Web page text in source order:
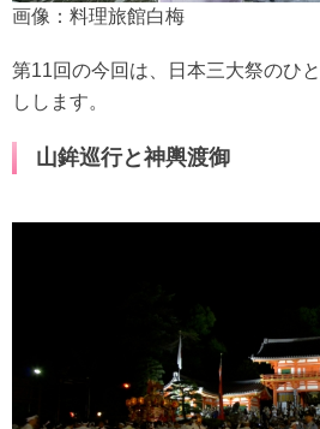
画像：料理旅館白梅
第11回の今回は、日本三大祭のひ
しします。
山鉾巡行と神輿渡御